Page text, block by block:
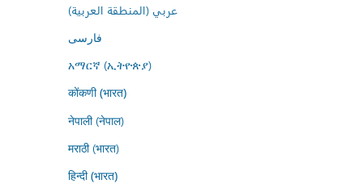
عربي (المنطقة العربية)
فارسى
አማርኛ (ኢትዮጵያ)
कोंकणी (भारत)
नेपाली (नेपाल)
मराठी (भारत)
हिन्दी (भारत)